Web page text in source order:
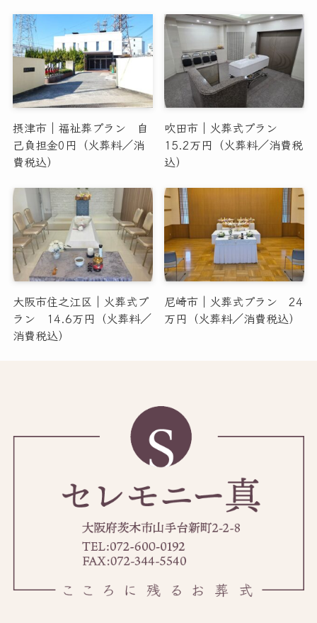
摂津市｜福祉葬プラン 自
己負担金0円（火葬料／消
費税込）
吹田市｜火葬式プラン
15.2万円（火葬料／消費税
込）
大阪市住之江区｜火葬式プ
ラン 14.6万円（火葬料／
消費税込）
尼崎市｜火葬式プラン 24
万円（火葬料／消費税込）